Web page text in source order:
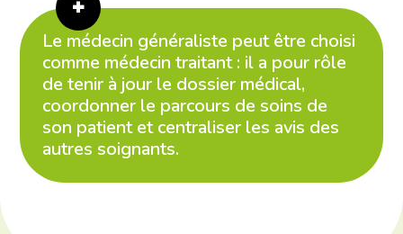
Le médecin généraliste peut être choisi
comme médecin traitant : il a pour rôle
de tenir à jour le dossier médical,
coordonner le parcours de soins de
son patient et centraliser les avis des
autres soignants.